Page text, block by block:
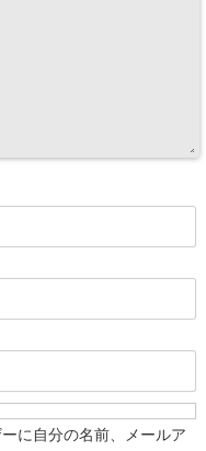
に自分の名前、メールア